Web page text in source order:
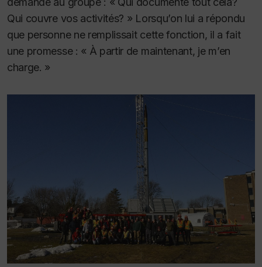
Qui couvre vos activités? » Lorsqu’on lui a répondu
que personne ne remplissait cette fonction, il a fait
une promesse : « À partir de maintenant, je m’en
charge. »